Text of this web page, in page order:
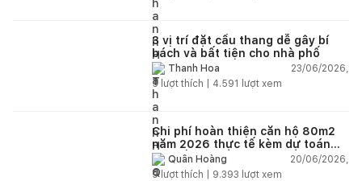
3 vị trí đặt cầu thang dễ gây bí
bách và bất tiện cho nhà phố
Thanh Hoa
23/06/2026,
5 lượt thích | 4.591 lượt xem
Chi phí hoàn thiện căn hộ 80m2
năm 2026 thực tế kèm dự toán
chi tiết từng hạng mục
Quân Hoàng
20/06/2026,
9lượt thích | 9.393 lượt xem